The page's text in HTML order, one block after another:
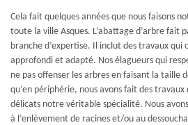
Cela fait quelques années que nous faisons
toute la ville Asques. L’abattage d’arbre fait
branche d’expertise. Il inclut des travaux qui
approfondi et adapté. Nos élagueurs qui
ne pas offenser les arbres en faisant la taille
qu’en périphérie, nous avons fait des travaux
délicats notre véritable spécialité. Nous
à l’enlèvement de racines et/ou au